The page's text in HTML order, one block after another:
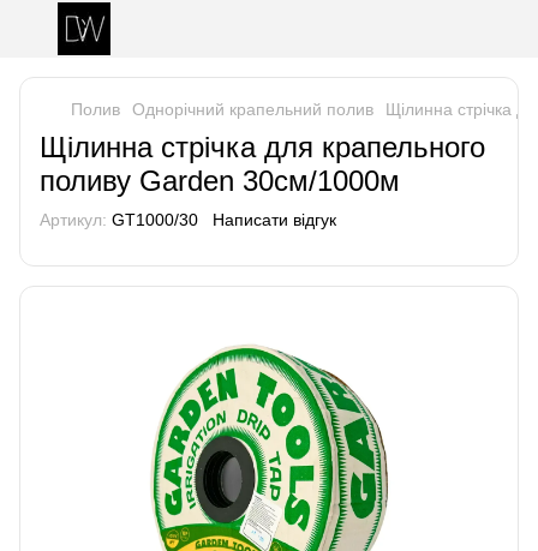
Полив Однорічний крапельний полив Щілинна стрічка
Щілинна стрічка для крапельного
поливу Garden 30см/1000м
Артикул: GT1000/30 Написати відгук